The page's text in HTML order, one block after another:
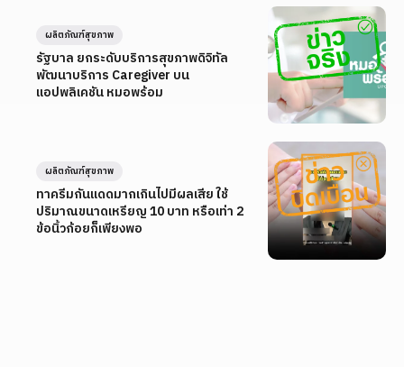
รัฐบาล ยกระดับบริการสุขภาพดิจิทัล
พัฒนาบริการ Caregiver บน
แอปพลิเคชัน หมอพร้อม
ผลิตภัณฑ์สุขภาพ
ทาครีมกันแดดมากเกินไปมีผลเสีย ใช้
ปริมาณขนาดเหรียญ 10 บาท หรือเท่า 2
ข้อนิ้วก้อยก็เพียงพอ
ผลิตภัณฑ์สุขภาพ